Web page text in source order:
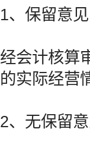
1、保留意见
经会计核算
的实际经营
2、无保留